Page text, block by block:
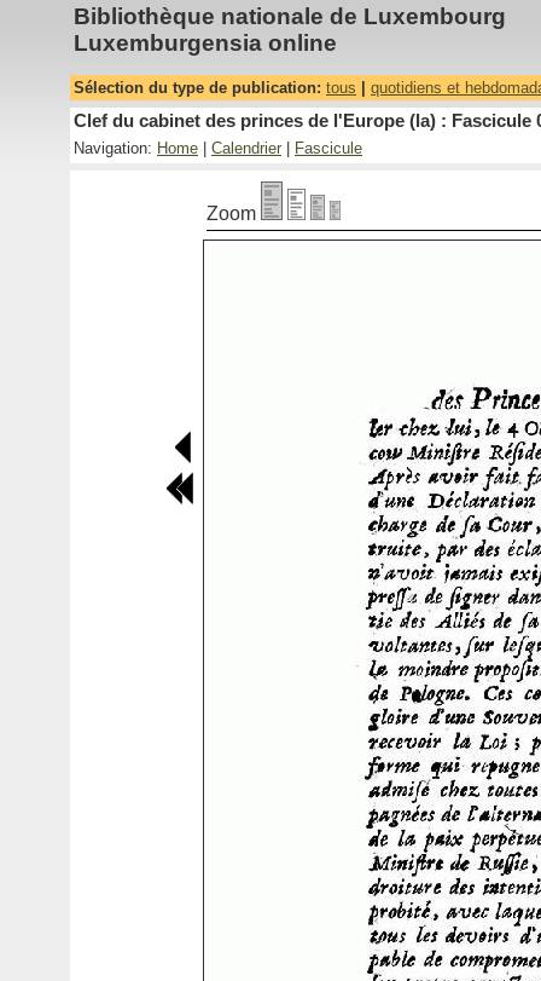
Bibliothèque nationale de Luxembourg
Luxemburgensia online
Sélection du type de publication: tous quotidiens et
Clef du cabinet des princes de l'Europe (la) : Fascicule
Navigation: Home Calendrier Fascicule
Zoom